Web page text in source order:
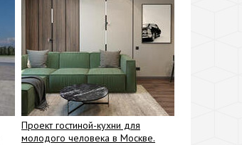
Проект гостиной-кухни для
молодого человека в Москве.